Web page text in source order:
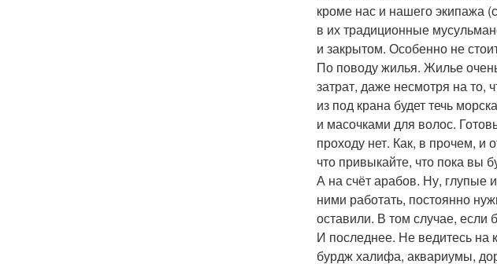
кроме нас и нашего экипажа
в их традиционные
и закрытом. Особенно не
По поводу жилья. Жилье
затрат, даже несмотря на то,
из под крана будет течь
и масочками для волос.
проходу нет. Как, в прочем, и
что привыкайте, что пока вы
А на счёт арабов. Ну, глупые
ними работать, постоянно
оставили. В том случае,
И последнее. Не ведитесь на
бурдж халифа, аквариумы,